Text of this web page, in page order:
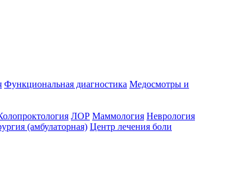
Функциональная диагностика Медосмотры и
ЛОР Маммология Неврология
(амбулаторная) Центр лечения боли